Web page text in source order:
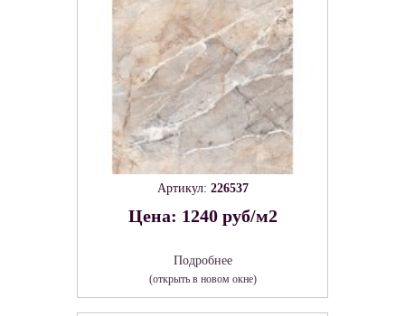
Артикул: 226537
Цена: 1240 руб/м2
Подробнее
(открыть в новом окне)